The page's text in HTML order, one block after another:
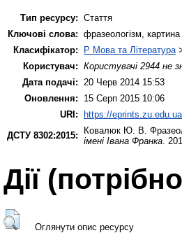
Тип ресурсу: Стаття
Ключові слова: фразеологізм,
Класифікатор:
P Мова та Література
Користувач: Користувачі 2944 не
Дата подачі:
20 Черв 2014 15:53
Оновлення:
15 Серп 2015 10:06
URI: https://
ДСТУ 8302:2015:
Ковалюк Ю. В.
імені Івана Франка .
Дії
Оглянути опис ресурсу